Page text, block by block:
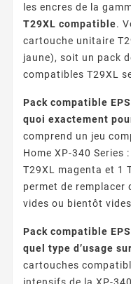
les encres de la
T29XL compatible.
cartouche unitaire
jaune), soit un pack
compatibles T29XL
Pack compatible
quoi exactement
comprend un jeu
Home XP-340 Series
T29XL magenta et 1
permet de remplacer
vides ou bientôt
Pack compatible
quel type d’usage
cartouches
intensifs de la XP-